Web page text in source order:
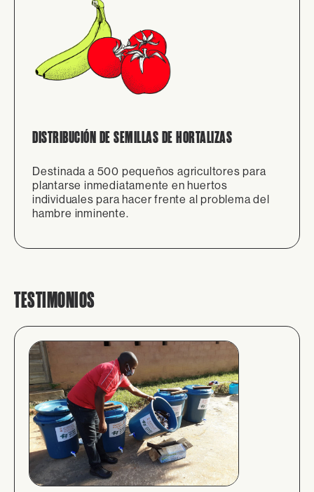
DISTRIBUCIÓN DE SEMILLAS DE HORTALIZAS
Destinada a 500 pequeños agricultores para
plantarse inmediatamente en huertos
individuales para hacer frente al problema del
hambre inminente.
TESTIMONIOS